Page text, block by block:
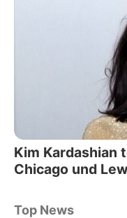
Kim Kardashian
Chicago und
Top News